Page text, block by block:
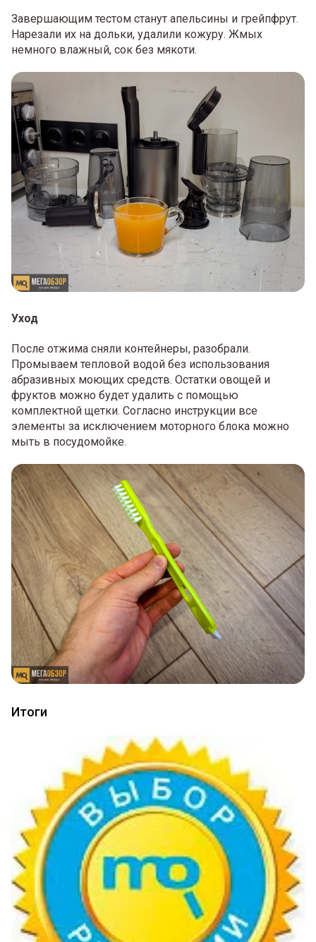
Завершающим тестом станут апельсины и грейпфрут.
Нарезали их на дольки, удалили кожуру. Жмых
немного влажный, сок без мякоти.
Уход
После отжима сняли контейнеры, разобрали.
Промываем тепловой водой без использования
абразивных моющих средств. Остатки овощей и
фруктов можно будет удалить с помощью
комплектной щетки. Согласно инструкции все
элементы за исключением моторного блока можно
мыть в посудомойке.
Итоги